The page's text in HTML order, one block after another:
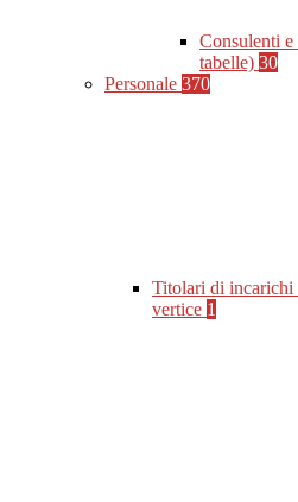
Consulenti
tabelle) 30
Personale 370
Titolari di
vertice 1